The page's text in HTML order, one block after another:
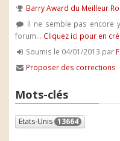
Barry Award du Meilleur
Il ne semble pas encore
forum... Cliquez ici pour en
Soumis le 04/01/2013 par
Proposer des corrections
Mots-clés
Etats-Unis 13664